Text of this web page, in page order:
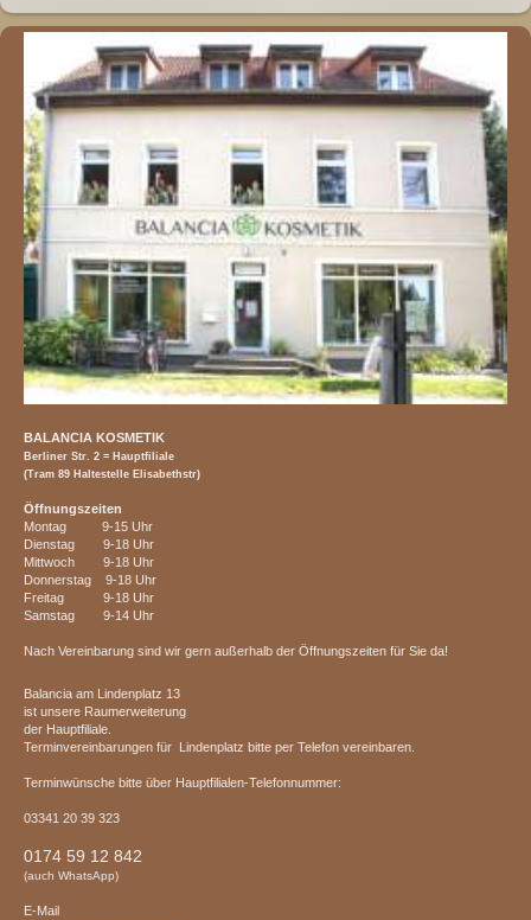
BALANCIA KOSMETIK
Berliner Str. 2 = Hauptfiliale
(Tram 89 Haltestelle Elisabethstr)
Öffnungszeiten
Montag 9-15 Uhr
Dienstag 9-18 Uhr
Mittwoch 9-18 Uhr
Donnerstag 9-18 Uhr
Freitag 9-18 Uhr
Samstag 9-14 Uhr
Nach Vereinbarung sind wir gern außerhalb der Öffnungszeiten für Sie da!
Balancia am Lindenplatz 13
ist unsere Raumerweiterung
der Hauptfiliale.
Terminvereinbarungen für Lindenplatz bitte per Telefon vereinbaren.
Terminwünsche bitte über Hauptfilialen-Telefonnummer:
03341 20 39 323
0174 59 12 842
(auch WhatsApp)
E-Mail